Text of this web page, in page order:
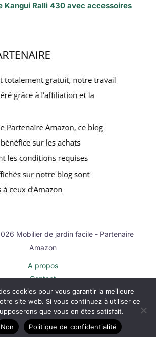
Kangui Ralli 430 avec accessoires
Mobilier de jardin facile - Partenaire
Amazon
A propos
Contact
Plan du site
Mentions légales
Politique de confidentialité
cookies pour vous garantir la meilleure
site web. Si vous continuez à utiliser ce
que vous en êtes satisfait.
Non Politique de confidentialité